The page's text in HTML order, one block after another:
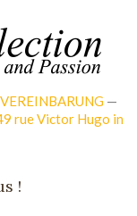
—
rue Victor Hugo in
!